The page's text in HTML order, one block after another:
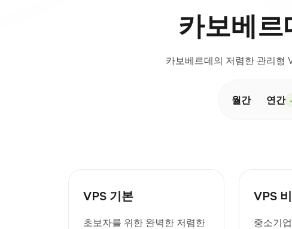
카보베
카보베르데의 저렴한 관리형
월간 연간
VPS 기본
초보자를 위한 완벽한 저렴한
VPS
중소기